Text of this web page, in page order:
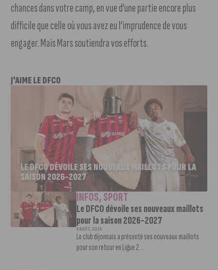
chances dans votre camp, en vue d’une partie encore plus
difficile que celle où vous avez eu l’imprudence de vous
engager. Mais Mars soutiendra vos efforts.
J'AIME LE DFCO
LE DFCO DÉVOILE SES NOUVEAUX MAILLOTS POUR LA
SAISON 2026-2027
INFOS,SPORT
Le DFCO dévoile ses nouveaux maillots
pour la saison 2026-2027
6 AOÛT, 2026
Le club dijonnais a présenté ses nouveaux maillots
pour son retour en Ligue 2....